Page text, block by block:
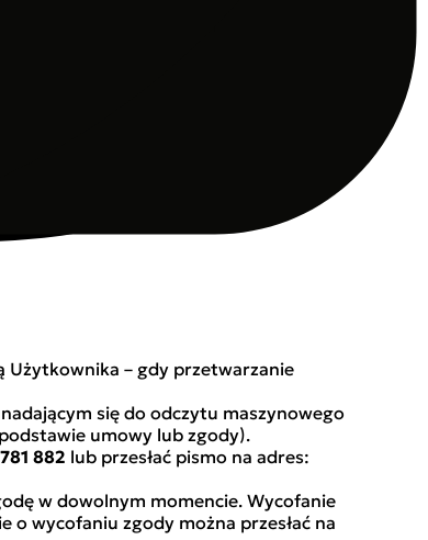
Użytkownika – gdy przetwarzanie
się do odczytu maszynowego
umowy lub zgody).
882 lub przesłać pismo na adres:
w dowolnym momencie. Wycofanie
wycofaniu zgody można przesłać na